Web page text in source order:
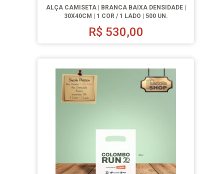
ALÇA CAMISETA | BRANCA BAIXA DENSIDADE |
30X40CM | 1 COR / 1 LADO | 500 UN.
R$ 530,00